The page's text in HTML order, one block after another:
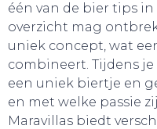
één van de bier tips
overzicht mag
uniek concept, wat
combineert. Tijdens
een uniek biertje en
en met welke passie
Maravillas biedt